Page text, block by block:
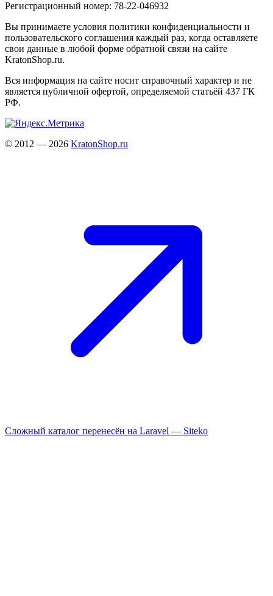
Регистрационный номер: 78-22-046932
Вы принимаете условия политики конфиденциальности и
пользовательского соглашения каждый раз, когда оставляете
свои данные в любой форме обратной связи на сайте
KratonShop.ru.
Вся информация на сайте носит справочный характер и не
является публичной офертой, определяемой статьёй 437 ГК
РФ.
© 2012 — 2026 KratonShop.ru
Сложный каталог перенесён на Laravel — Siteko